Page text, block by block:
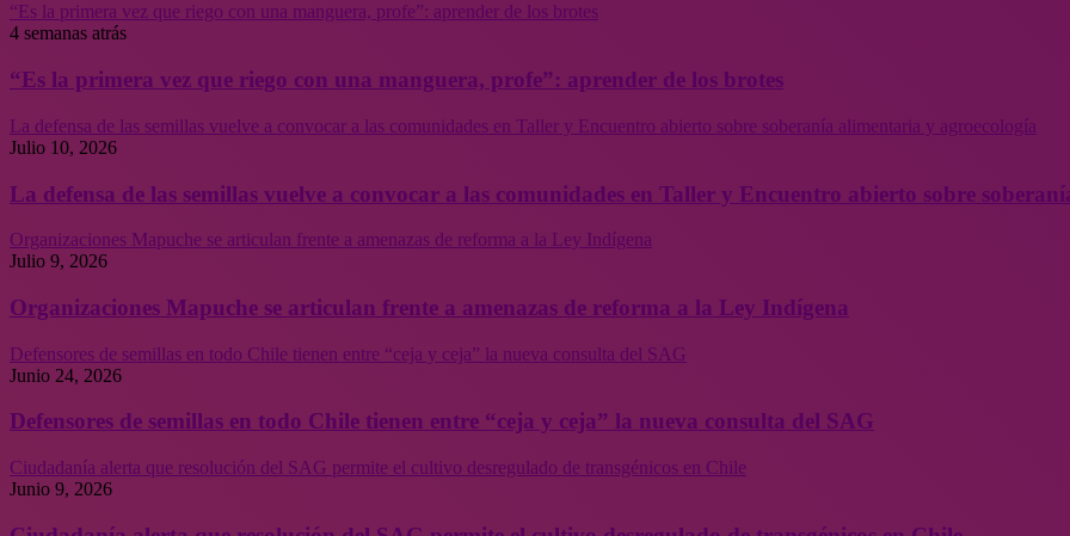
“Es la primera vez que riego con una manguera, profe”: aprender de los brotes
4 semanas atrás
“Es la primera vez que riego con una manguera, profe”: aprender de los brotes
La defensa de las semillas vuelve a convocar a las comunidades en Taller y Encuentro abierto sobre soberanía alimentaria y agroecología
Julio 10, 2026
La defensa de las semillas vuelve a convocar a las comunidades en Taller y Encuentro abierto sobre
Organizaciones Mapuche se articulan frente a amenazas de reforma a la Ley Indígena
Julio 9, 2026
Organizaciones Mapuche se articulan frente a amenazas de reforma a la Ley Indígena
Defensores de semillas en todo Chile tienen entre “ceja y ceja” la nueva consulta del SAG
Junio 24, 2026
Defensores de semillas en todo Chile tienen entre “ceja y ceja” la nueva consulta del SAG
Ciudadanía alerta que resolución del SAG permite el cultivo desregulado de transgénicos en Chile
Junio 9, 2026